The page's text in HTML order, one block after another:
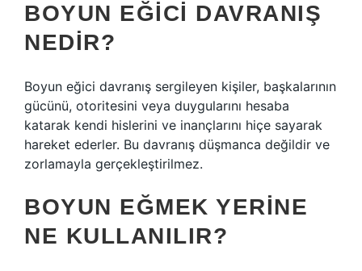
BOYUN EĞICI DAVRANIŞ
NEDIR?
Boyun eğici davranış sergileyen kişiler, başkalarının
gücünü, otoritesini veya duygularını hesaba
katarak kendi hislerini ve inançlarını hiçe sayarak
hareket ederler. Bu davranış düşmanca değildir ve
zorlamayla gerçekleştirilmez.
BOYUN EĞMEK YERINE
NE KULLANILIR?